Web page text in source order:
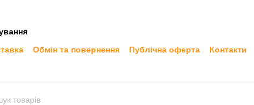
Обмін та повернення Публічна оферта Контакти